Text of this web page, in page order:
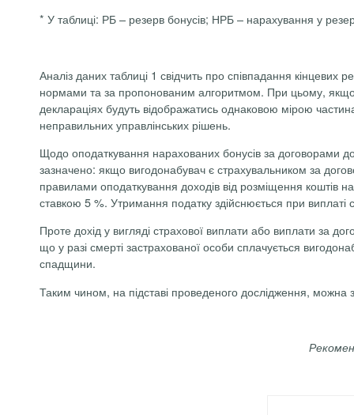
* У таблиці: РБ – резерв бонусів; НРБ – нарахування у
Аналіз даних таблиці 1 свідчить проспівпадання кінцевих
нормами та за пропонованим алгоритмом. При цьому, якщо
деклараціях будуть відображатись однаковою мірою
неправильних управлінських рішень.
Щодо оподаткування нарахованих бонусів за договорами
зазначено: якщо вигодонабувачє страхувальником за
правилами оподаткування доходів від розміщення коштів
ставкою 5 %. Утримання податку здійснюється при виплаті
Проте дохід у вигляді страхової виплати або виплати за
що у разі смерті застрахованої особи сплачується
спадщини.
Таким чином, на підставі проведеного дослідження, можна